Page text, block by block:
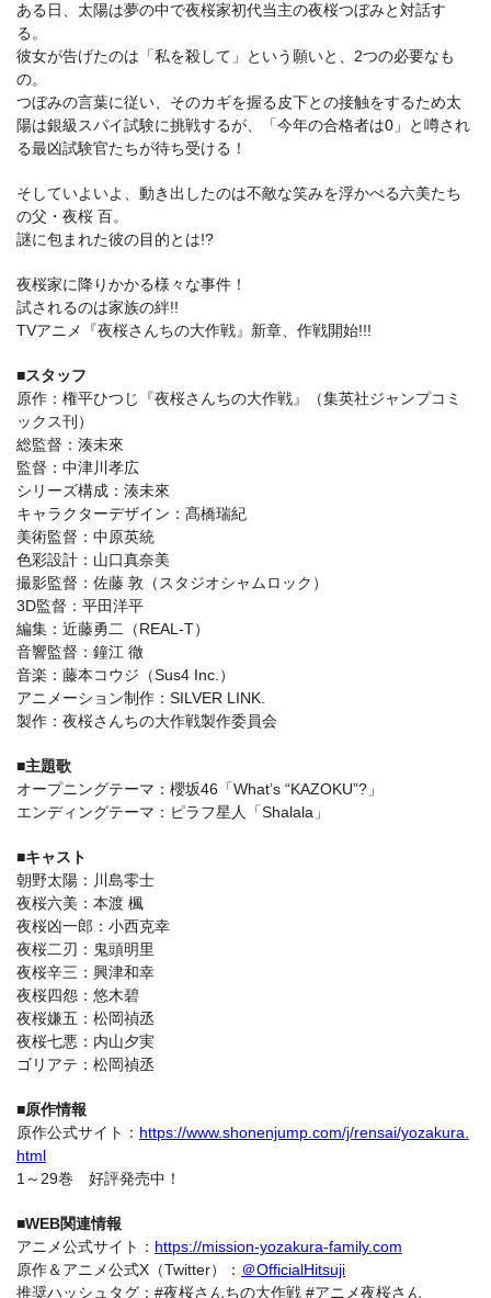
ある日、太陽は夢の中で夜桜家初代当主の夜桜つぼみと対話す
る。
彼女が告げたのは「私を殺して」という願いと、2つの必要なも
の。
つぼみの言葉に従い、そのカギを握る皮下との接触をするため太
陽は銀級スパイ試験に挑戦するが、「今年の合格者は0」と噂され
る最凶試験官たちが待ち受ける！
そしていよいよ、動き出したのは不敵な笑みを浮かべる六美たち
の父・夜桜 百。
謎に包まれた彼の目的とは!?
夜桜家に降りかかる様々な事件！
試されるのは家族の絆!!
TVアニメ『夜桜さんちの大作戦』新章、作戦開始!!!
■スタッフ
原作：権平ひつじ『夜桜さんちの大作戦』（集英社ジャンプコミ
ックス刊）
総監督：湊未來
監督：中津川孝広
シリーズ構成：湊未來
キャラクターデザイン：髙橋瑞紀
美術監督：中原英統
色彩設計：山口真奈美
撮影監督：佐藤 敦（スタジオシャムロック）
3D監督：平田洋平
編集：近藤勇二（REAL-T）
音響監督：鐘江 徹
音楽：藤本コウジ（Sus4 Inc.）
アニメーション制作：SILVER LINK.
製作：夜桜さんちの大作戦製作委員会
■主題歌
オープニングテーマ：櫻坂46「What’s “KAZOKU”?」
エンディングテーマ：ピラフ星人「Shalala」
■キャスト
朝野太陽：川島零士
夜桜六美：本渡 楓
夜桜凶一郎：小西克幸
夜桜二刃：鬼頭明里
夜桜辛三：興津和幸
夜桜四怨：悠木碧
夜桜嫌五：松岡禎丞
夜桜七悪：内山夕実
ゴリアテ：松岡禎丞
■原作情報
原作公式サイト： https://www.shonenjump.com/j/rensai/yozakura.
html
1～29巻 好評発売中！
■WEB関連情報
アニメ公式サイト： https://mission-yozakura-family.com
原作＆アニメ公式X（Twitter）： ＠OfficialHitsuji
推奨ハッシュタグ：#夜桜さんちの大作戦 #アニメ夜桜さん